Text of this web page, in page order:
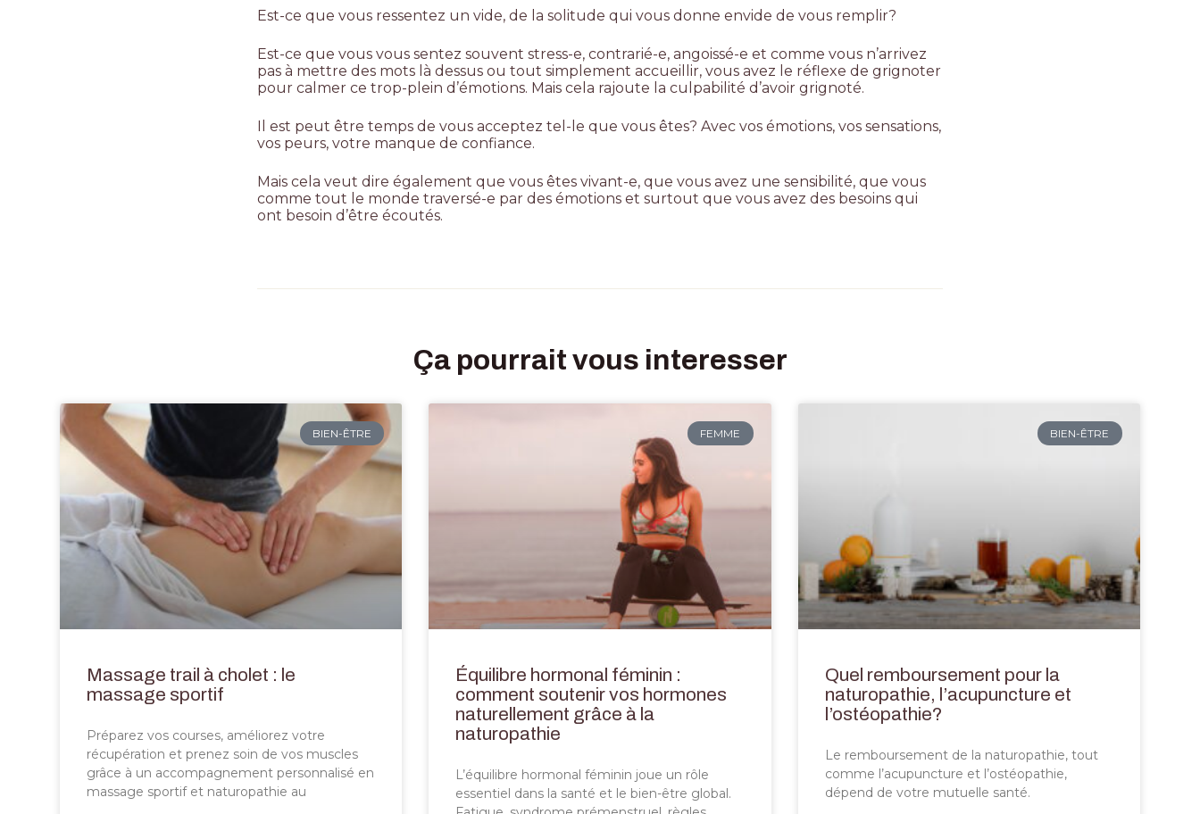
Est-ce que vous ressentez un vide, de la solitude qui vous donne envide de vous remplir?
Est-ce que vous vous sentez souvent stress-e, contrarié-e, angoissé-e et comme vous n’arrivez
pas à mettre des mots là dessus ou tout simplement accueillir, vous avez le réflexe de grignoter
pour calmer ce trop-plein d’émotions. Mais cela rajoute la culpabilité d’avoir grignoté.
Il est peut être temps de vous acceptez tel-le que vous êtes? Avec vos émotions, vos sensations,
vos peurs, votre manque de confiance.
Mais cela veut dire également que vous êtes vivant-e, que vous avez une sensibilité, que vous
comme tout le monde traversé-e par des émotions et surtout que vous avez des besoins qui
ont besoin d’être écoutés.
Ça pourrait vous interesser
BIEN-ÊTRE
Massage trail à cholet : le
massage sportif
Préparez vos courses, améliorez votre
récupération et prenez soin de vos muscles
grâce à un accompagnement personnalisé en
massage sportif et naturopathie au
FEMME
Équilibre hormonal féminin :
comment soutenir vos hormones
naturellement grâce à la
naturopathie
L’équilibre hormonal féminin joue un rôle
essentiel dans la santé et le bien-être global.
BIEN-ÊTRE
Quel remboursement pour la
naturopathie, l’acupuncture et
l’ostéopathie?
Le remboursement de la naturopathie, tout
comme l’acupuncture et l’ostéopathie,
dépend de votre mutuelle santé.